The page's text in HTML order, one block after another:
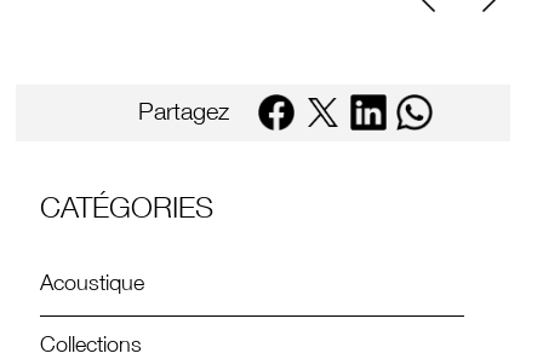
Partagez
CATÉGORIES
Acoustique
Collections